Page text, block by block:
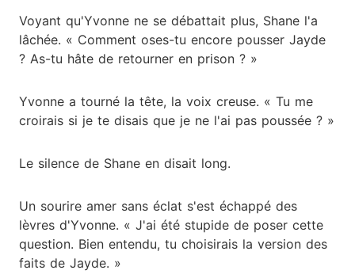
Voyant qu'Yvonne ne se débattait plus, Shane l'a
lâchée. « Comment oses-tu encore pousser Jayde
? As-tu hâte de retourner en prison ? »
Yvonne a tourné la tête, la voix creuse. « Tu me
croirais si je te disais que je ne l'ai pas poussée ? »
Le silence de Shane en disait long.
Un sourire amer sans éclat s'est échappé des
lèvres d'Yvonne. « J'ai été stupide de poser cette
question. Bien entendu, tu choisirais la version des
faits de Jayde. »